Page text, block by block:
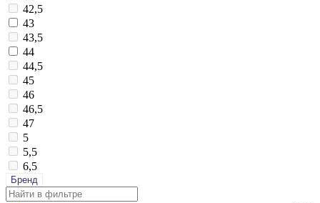
42,5
43
43,5
44
44,5
45
46
46,5
47
5
5,5
6,5
Бренд